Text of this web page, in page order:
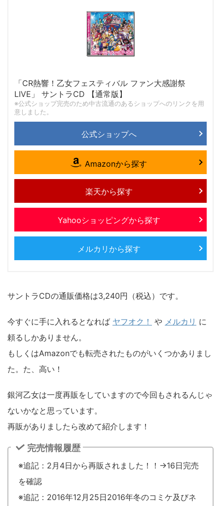
「CR熱響！乙女フェスティバル ファン大感謝祭
LIVE」 サントラCD 【通常版】
※公式ショップ完売のため中古流通のあるショップへのリンクを用
意しました。
公式ショップへ
Amazonから探す
楽天から探す
Yahooショッピングから探す
メルカリから探す
サントラCDの通販価格は3,240円（税込）です。
今すぐに手に入れるとなれば ヤフオク！ や メルカリ に
頼るしかありません。
もしくはAmazonでも転売されたものがいくつかありまし
た。た、高い！
銀河乙女は一度再販をしていますので今回もされるんじゃ
ないかなと思っています。
再販がありましたら改めて紹介します！
完売情報履歴
※追記：2月4日から再販されました！！→16日完売
を確認
※追記：2016年12月25日2016年冬のコミケ及びネ